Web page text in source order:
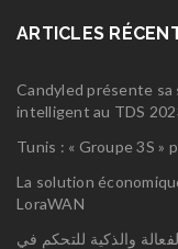
ARTICLES
Candyled présente sa
intelligent au TDS
Tunis : « Groupe 3S
La solution
LoraWAN
والذكية للتحكم في